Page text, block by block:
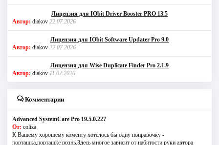
Лицензия для IObit Driver Booster PRO 13.5
Автор: diakov 22.07.2026
Лицензия для IObit Software Updater Pro 9.0
Автор: diakov 22.07.2026
Лицензия для Wise Duplicate Finder Pro 2.1.9
Автор: diakov 11.07.2026
Комментарии
Advanced SystemCare Pro 19.5.0.227
От: coliza
К Вашему хорошему коменту хотелось бы одну поправочку -
порташка,порташке рознь.Здесь многое зависит от набитости руки автора